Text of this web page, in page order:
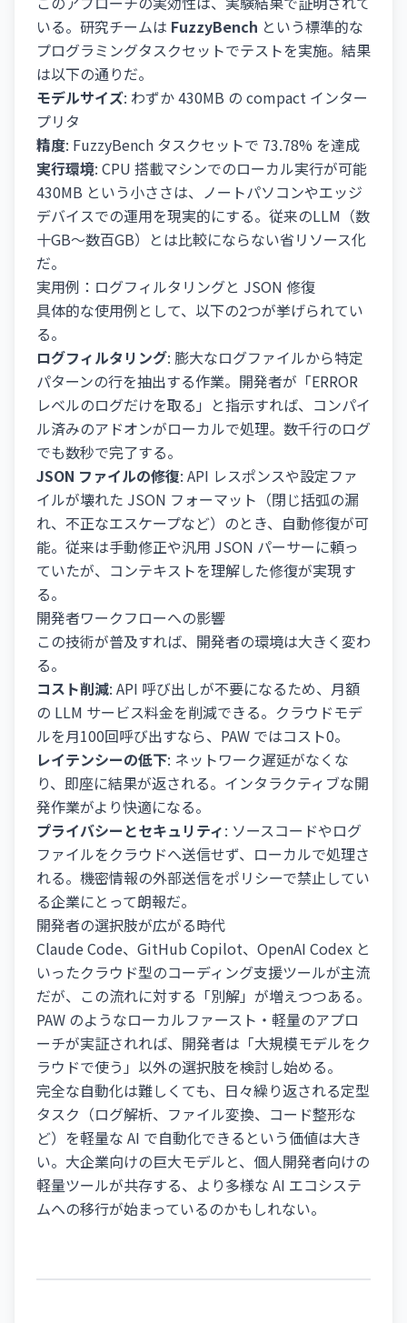
いる。研究チームは FuzzyBench という標準的な
プログラミングタスクセットでテストを実施。結果
は以下の通りだ。
モデルサイズ: わずか 430MB の compact インター
プリタ
精度: FuzzyBench タスクセットで 73.78% を達成
実行環境: CPU 搭載マシンでのローカル実行が可能
430MB という小ささは、ノートパソコンやエッジ
デバイスでの運用を現実的にする。従来のLLM（数
十GB〜数百GB）とは比較にならない省リソース化
だ。
実用例：ログフィルタリングと JSON 修復
具体的な使用例として、以下の2つが挙げられてい
る。
ログフィルタリング: 膨大なログファイルから特定
パターンの行を抽出する作業。開発者が「ERROR
レベルのログだけを取る」と指示すれば、コンパイ
ル済みのアドオンがローカルで処理。数千行のログ
でも数秒で完了する。
JSON ファイルの修復: API レスポンスや設定ファ
イルが壊れた JSON フォーマット（閉じ括弧の漏
れ、不正なエスケープなど）のとき、自動修復が可
能。従来は手動修正や汎用 JSON パーサーに頼っ
ていたが、コンテキストを理解した修復が実現す
る。
開発者ワークフローへの影響
この技術が普及すれば、開発者の環境は大きく変わ
る。
コスト削減: API 呼び出しが不要になるため、月額
の LLM サービス料金を削減できる。クラウドモデ
ルを月100回呼び出すなら、PAW ではコスト0。
レイテンシーの低下: ネットワーク遅延がなくな
り、即座に結果が返される。インタラクティブな開
発作業がより快適になる。
プライバシーとセキュリティ: ソースコードやログ
ファイルをクラウドへ送信せず、ローカルで処理さ
れる。機密情報の外部送信をポリシーで禁止してい
る企業にとって朗報だ。
開発者の選択肢が広がる時代
Claude Code、GitHub Copilot、OpenAI Codex と
いったクラウド型のコーディング支援ツールが主流
だが、この流れに対する「別解」が増えつつある。
PAW のようなローカルファースト・軽量のアプロ
ーチが実証されれば、開発者は「大規模モデルをク
ラウドで使う」以外の選択肢を検討し始める。
完全な自動化は難しくても、日々繰り返される定型
タスク（ログ解析、ファイル変換、コード整形な
ど）を軽量な AI で自動化できるという価値は大き
い。大企業向けの巨大モデルと、個人開発者向けの
軽量ツールが共存する、より多様な AI エコシステ
ムへの移行が始まっているのかもしれない。